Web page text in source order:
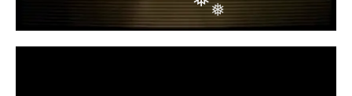
❅
❅
❅ ❅